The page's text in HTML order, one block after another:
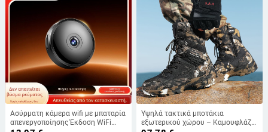
Ασύρματη κάμερα wifi με μπαταρία
απενεργοποίησης Έκδοση WiFi
Υψηλά τακτικά μποτάκια
εξωτερικού χώρου – Καμουφλάζ